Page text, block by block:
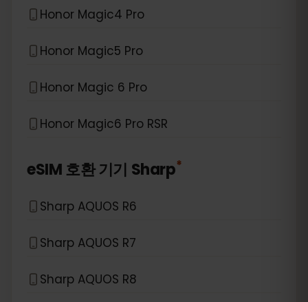
Honor Magic4 Pro
Honor Magic5 Pro
Honor Magic 6 Pro
Honor Magic6 Pro RSR
eSIM 호환 기기 Sharp*
Sharp AQUOS R6
Sharp AQUOS R7
Sharp AQUOS R8